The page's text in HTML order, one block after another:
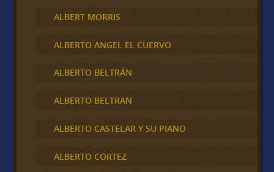
ALBERT MORRIS
ALBERTO ANGEL EL CUERVO
ALBERTO BELTRÁN
ALBERTO BELTRAN
ALBERTO CASTELAR Y SU PIANO
ALBERTO CORTEZ